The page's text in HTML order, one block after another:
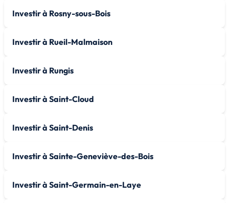
Investir à Rosny-sous-Bois
Investir à Rueil-Malmaison
Investir à Rungis
Investir à Saint-Cloud
Investir à Saint-Denis
Investir à Sainte-Geneviève-des-Bois
Investir à Saint-Germain-en-Laye